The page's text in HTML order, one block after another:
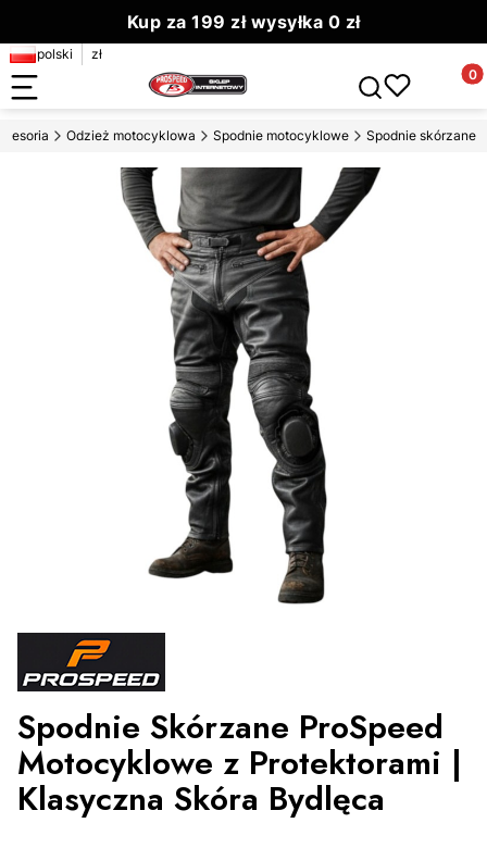
Kup za 199 zł wysyłka 0 zł
polski zł
Otwórz
Odzież motocyklowa Spodnie motocyklowe Spodnie skórzane
Spodnie Skórzane ProSpeed
Motocyklowe z Protektorami |
Klasyczna Skóra Bydlęca